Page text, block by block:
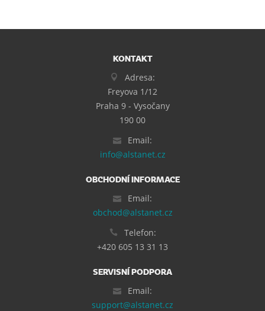
KONTAKT
Adresa:
Freyova 1/12
Praha 9 - Vysočany
190 00
Email:
info@alstanet.cz
OBCHODNÍ INFORMACE
Email:
obchod@alstanet.cz
Telefon:
+420 605 13 31 13
SERVISNÍ PODPORA
Email:
support@alstanet.cz